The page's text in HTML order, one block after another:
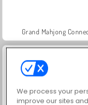
Grand Mahjong
We process your
improve our sites